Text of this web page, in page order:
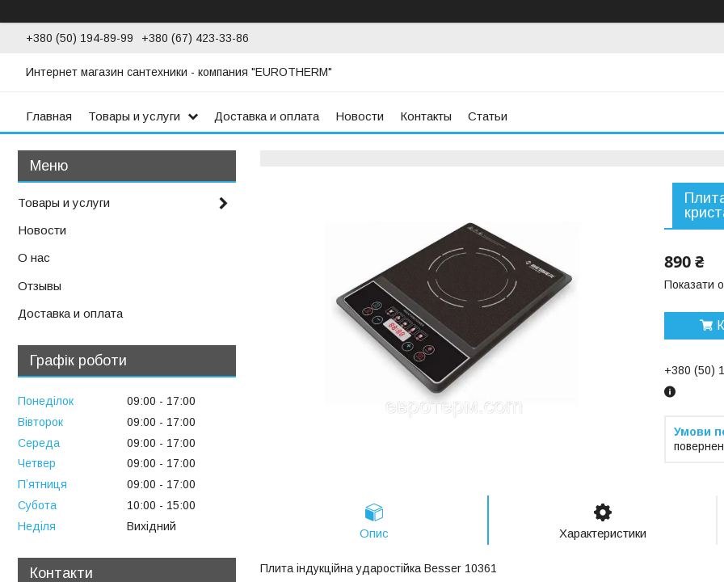
+380 (50) 194-89-99 +380 (67) 423-33-86
Интернет магазин сантехники - компания "EUROTHERM"
Главная Товары и услуги Доставка и оплата Новости Контакты Статьи
890 ₴
Показати
+380 (50)
Опис Характеристики
Плита індукційна ударостійка Besser 10361
Товары и услуги
Новости
О нас
Отзывы
Доставка и оплата
Графік роботи
Понеділок 09:00
17:00
Вівторок
09:00
17:00
Середа
09:00
17:00
Четвер
09:00
17:00
Пʼятниця
09:00
17:00
Субота
10:00
15:00
Неділя
Вихідний
Контакти